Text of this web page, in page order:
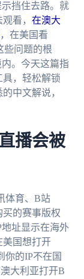
挡住去路。就
看， 在澳大
，在美国看
些问题的根
。今天这篇指
，轻松解锁
中文解说，
播会被
体育、B站
的赛事版权
址显示在海外
美国想打开
你的IP不在国
大利亚打开B